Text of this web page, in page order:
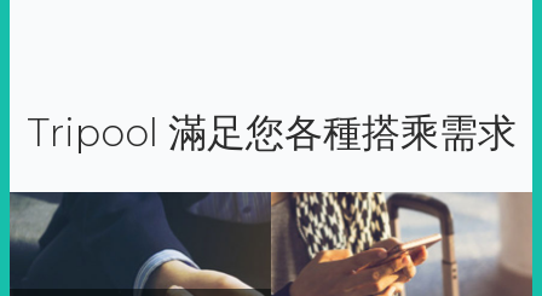
Tripool 滿足您各種搭乘需求